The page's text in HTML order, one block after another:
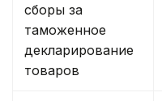
сборы за
таможенное
декларирование
товаров